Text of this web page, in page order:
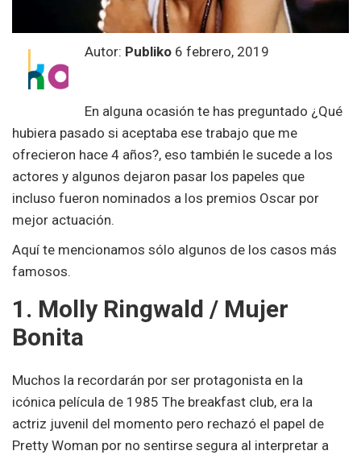
Autor: Publiko 6 febrero, 2019
En alguna ocasión te has preguntado ¿Qué
hubiera pasado si aceptaba ese trabajo que me
ofrecieron hace 4 años?, eso también le sucede a los
actores y algunos dejaron pasar los papeles que
incluso fueron nominados a los premios Oscar por
mejor actuación.
Aquí te mencionamos sólo algunos de los casos más
famosos.
1. Molly Ringwald / Mujer
Bonita
Muchos la recordarán por ser protagonista en la
icónica película de 1985 The breakfast club, era la
actriz juvenil del momento pero rechazó el papel de
Pretty Woman por no sentirse segura al interpretar a